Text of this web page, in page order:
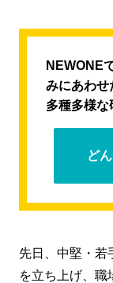
NEWONE
みにあわせ
多種多様な
ど
先日、中堅・若
を立ち上げ、職